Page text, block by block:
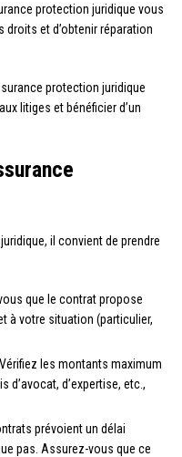
protection juridique vous
et d’obtenir réparation
protection juridique
litiges et bénéficier d’un
il convient de prendre
que le contrat propose
à votre situation (particulier,
Vérifiez les montants maximum
d’avocat, d’expertise, etc.,
prévoient un délai
pas. Assurez-vous que ce